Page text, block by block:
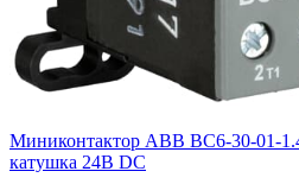
Миниконтактор ABB ВC6-30-01-
катушка 24В DC